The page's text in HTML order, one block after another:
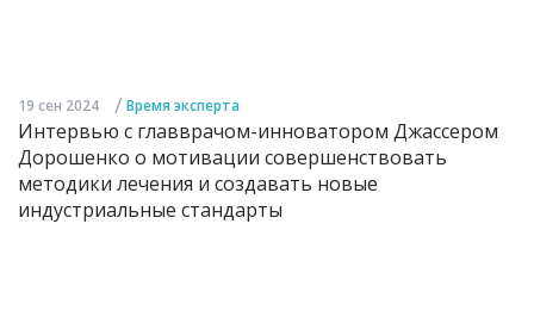
19 сен 2024 / Время эксперта
Интервью с главврачом-инноватором Джассером
Дорошенко о мотивации совершенствовать
методики лечения и создавать новые
индустриальные стандарты